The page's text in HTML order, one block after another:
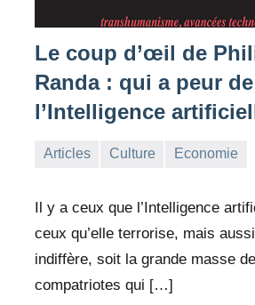
Le coup d’œil de
Randa : qui a peur de
l’Intelligence
Articles Culture Economie
Il y a ceux que l’Intelligence
ceux qu’elle terrorise, mais
indiffère, soit la grande masse
compatriotes qui […]